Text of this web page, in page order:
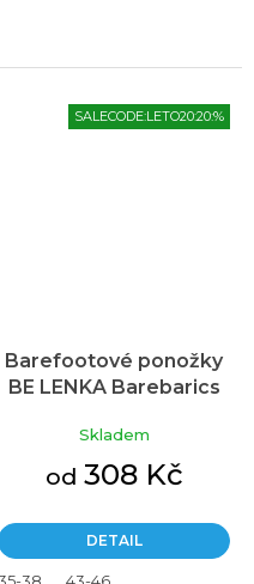
SALECODE:LETO20:20:%
Barefootové ponožky
BE LENKA Barebarics
Skladem
od 308 Kč
DETAIL
38 43-46